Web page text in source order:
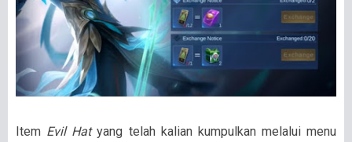
Item Evil Hatyang telah kalian kumpulkan melalui menu